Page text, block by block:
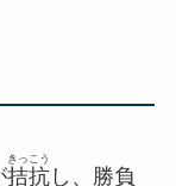
拮抗
きっこう
し、勝負